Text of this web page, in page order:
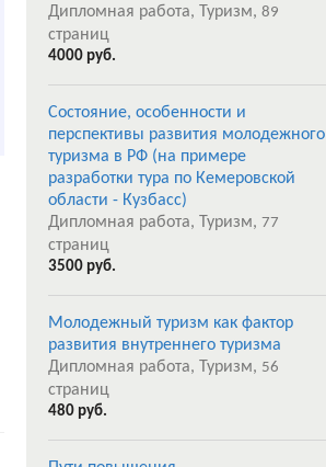
Дипломная работа, Туризм, 89
страниц
4000 руб.
Состояние, особенности и
перспективы развития молодежного
туризма в РФ (на примере
разработки тура по Кемеровской
области - Кузбасс)
Дипломная работа, Туризм, 77
страниц
3500 руб.
Молодежный туризм как фактор
развития внутреннего туризма
Дипломная работа, Туризм, 56
страниц
480 руб.